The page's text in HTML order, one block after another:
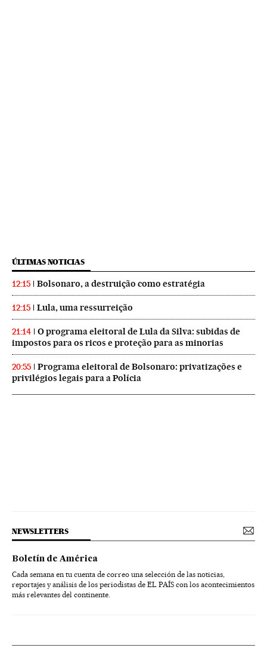
ÚLTIMAS NOTICIAS
12:15 Bolsonaro, a destruição como estratégia
12:15 Lula, uma ressurreição
21:14
O programa eleitoral de Lula da Silva: subidas de
impostos para os ricos e proteção para as minorias
20:55
Programa eleitoral de Bolsonaro: privatizações e
privilégios legais para a Polícia
NEWSLETTERS
Boletín de América
Cada semana en tu cuenta de correo una selección de las noticias,
reportajes y análisis de los periodistas de EL PAÍS con los acontecimientos
más relevantes del continente.